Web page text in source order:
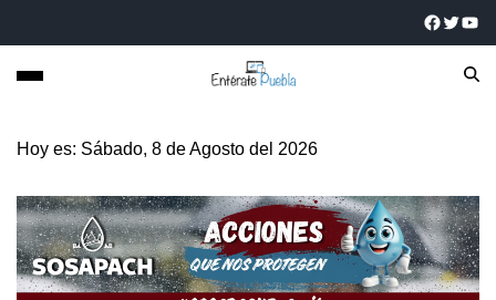
Hoy es: Sábado, 8 de Agosto del 2026